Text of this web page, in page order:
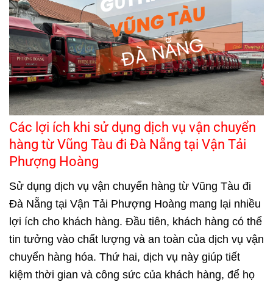
Các lợi ích khi sử dụng dịch vụ vận chuyển
hàng từ Vũng Tàu đi Đà Nẵng tại Vận Tải
Phượng Hoàng
Sử dụng dịch vụ vận chuyển hàng từ Vũng Tàu đi
Đà Nẵng tại Vận Tải Phượng Hoàng mang lại nhiều
lợi ích cho khách hàng. Đầu tiên, khách hàng có thể
tin tưởng vào chất lượng và an toàn của dịch vụ vận
chuyển hàng hóa. Thứ hai, dịch vụ này giúp tiết
kiệm thời gian và công sức của khách hàng, để họ